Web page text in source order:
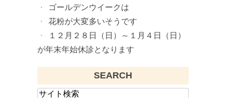
ゴールデンウイークは
花粉が大変多いそうです
１２月２８日（日）～１月４日（日）
が年末年始休診となります
SEARCH